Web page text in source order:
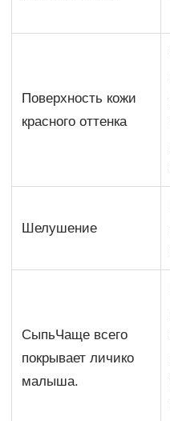
Поверхность кожи
красного оттенка
Шелушение
СыпьЧаще всего
покрывает личико
малыша.